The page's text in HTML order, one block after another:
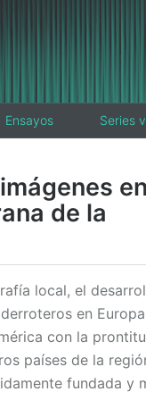
Ensayos Series
de la
local, el
en Europa
con la
países de la
fundada y